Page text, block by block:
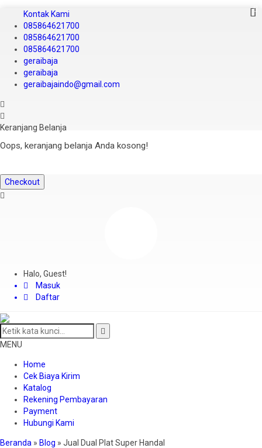
Kontak Kami
085864621700
085864621700
085864621700
geraibaja
geraibaja
geraibajaindo@gmail.com
Keranjang Belanja
Oops, keranjang belanja Anda kosong!
Checkout
Halo, Guest!
Masuk
Daftar
MENU
Home
Cek Biaya Kirim
Katalog
Rekening Pembayaran
Payment
Hubungi Kami
Beranda » Blog » Jual Dual Plat Super Handal